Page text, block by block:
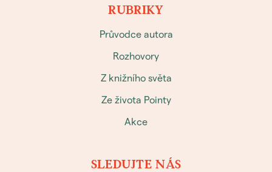
RUBRIKY
Průvodce autora
Rozhovory
Z knižního světa
Ze života Pointy
Akce
SLEDUJTE NÁS